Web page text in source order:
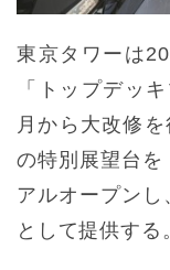
東京タワーは
「トップデッ
月から大改修
の特別展望台を
アルオープン
として提供する